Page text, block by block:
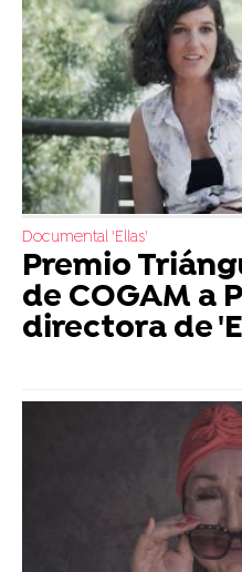
Documental 'Ellas'
Premio
de COGAM a
directora de